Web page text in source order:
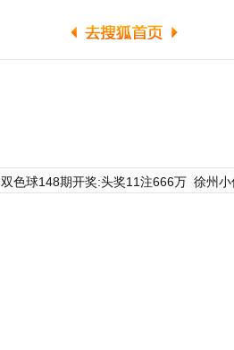
双色球148期开奖:头奖11注666万 徐州